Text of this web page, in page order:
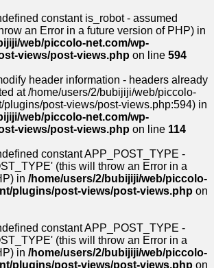
constant is_robot - assumed
an Error in a future version of PHP) in
web/piccolo-net.com/wp-
views/post-views.php on line 594
header information - headers already
at /home/users/2/bubijiji/web/piccolo-
plugins/post-views/post-views.php:594) in
web/piccolo-net.com/wp-
views/post-views.php on line 114
constant APP_POST_TYPE -
(this will throw an Error in a
in /home/users/2/bubijiji/web/piccolo-
plugins/post-views/post-views.php on
constant APP_POST_TYPE -
(this will throw an Error in a
in /home/users/2/bubijiji/web/piccolo-
plugins/post-views/post-views.php on